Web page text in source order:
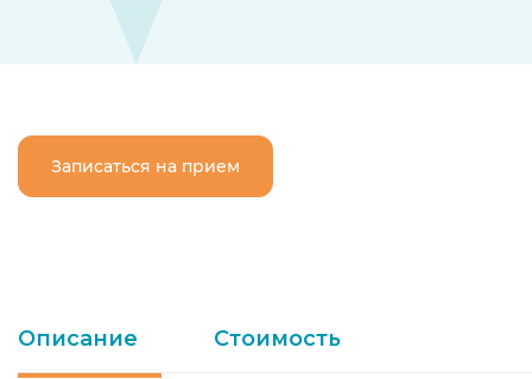
Записаться на прием
Описание Стоимость